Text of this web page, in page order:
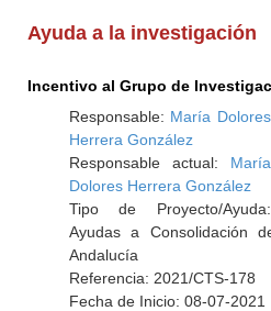
Ayuda a la investigación
Incentivo al Grupo de
Responsable: María Dolores
Herrera González
Responsable actual: María
Dolores Herrera González
Tipo de Proyecto/Ayuda:
Ayudas a Consolidación
Andalucía
Referencia: 2021/CTS-178
Fecha de Inicio: 08-07-2021